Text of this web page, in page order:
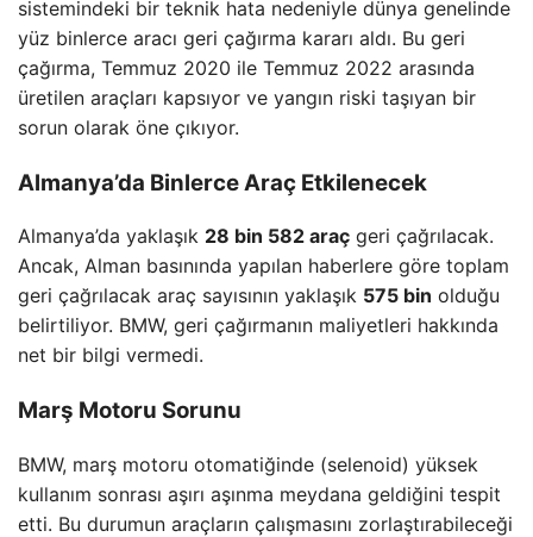
sistemindeki bir teknik hata nedeniyle dünya genelinde
yüz binlerce aracı geri çağırma kararı aldı. Bu geri
çağırma, Temmuz 2020 ile Temmuz 2022 arasında
üretilen araçları kapsıyor ve yangın riski taşıyan bir
sorun olarak öne çıkıyor.
Almanya’da Binlerce Araç Etkilenecek
Almanya’da yaklaşık 28 bin 582 araç geri çağrılacak.
Ancak, Alman basınında yapılan haberlere göre toplam
geri çağrılacak araç sayısının yaklaşık 575 bin olduğu
belirtiliyor. BMW, geri çağırmanın maliyetleri hakkında
net bir bilgi vermedi.
Marş Motoru Sorunu
BMW, marş motoru otomatiğinde (selenoid) yüksek
kullanım sonrası aşırı aşınma meydana geldiğini tespit
etti. Bu durumun araçların çalışmasını zorlaştırabileceği